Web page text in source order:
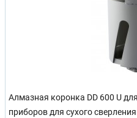
Алмазная коронка DD 600 U
приборов для сухого